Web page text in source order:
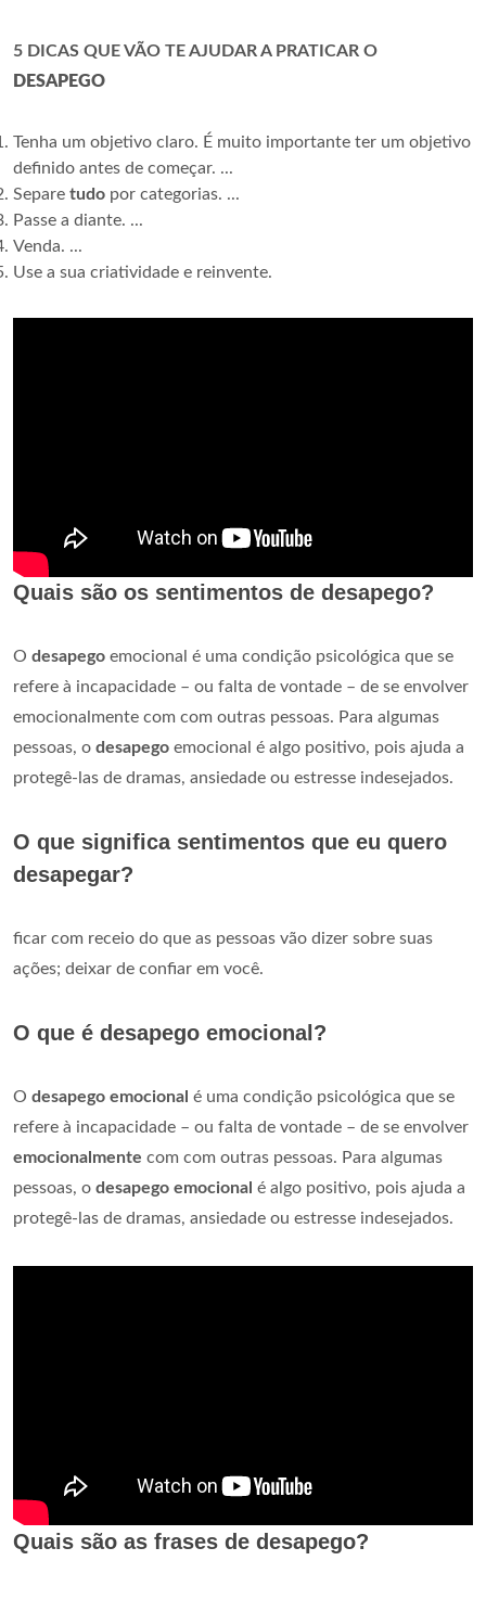
5 DICAS QUE VÃO TE AJUDAR A PRATICAR O
DESAPEGO
Tenha um objetivo claro. É muito importante ter um objetivo
definido antes de começar. ...
Separe tudo por categorias. ...
Passe a diante. ...
Venda. ...
Use a sua criatividade e reinvente.
Quais são os sentimentos de desapego?
O desapego emocional é uma condição psicológica que se
refere à incapacidade – ou falta de vontade – de se envolver
emocionalmente com com outras pessoas. Para algumas
pessoas, o desapego emocional é algo positivo, pois ajuda a
protegê-las de dramas, ansiedade ou estresse indesejados.
O que significa sentimentos que eu quero
desapegar?
ficar com receio do que as pessoas vão dizer sobre suas
ações; deixar de confiar em você.
O que é desapego emocional?
O desapego emocional é uma condição psicológica que se
refere à incapacidade – ou falta de vontade – de se envolver
emocionalmente com com outras pessoas. Para algumas
pessoas, o desapego emocional é algo positivo, pois ajuda a
protegê-las de dramas, ansiedade ou estresse indesejados.
Quais são as frases de desapego?